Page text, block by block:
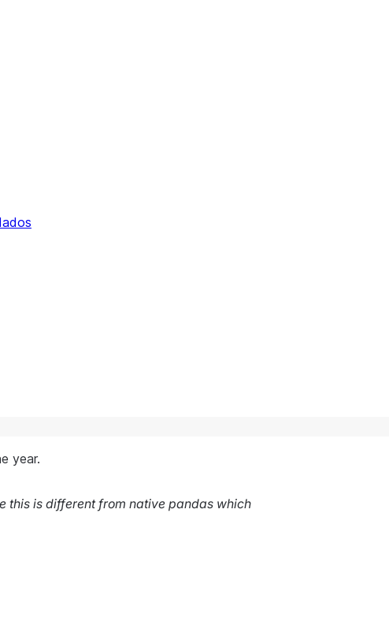
year.
this is different from native pandas which